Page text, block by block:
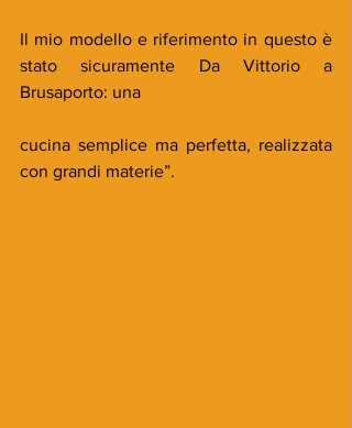
Il mio modello e riferimento in questo è
stato sicuramente Da Vittorio a
Brusaporto: una
cucina semplice ma perfetta, realizzata
con grandi materie”.